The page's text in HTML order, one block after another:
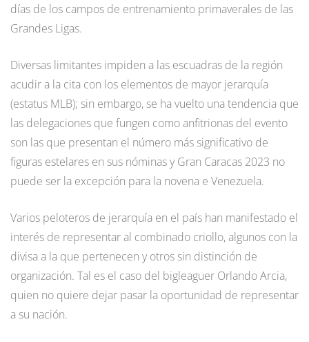
días de los campos de entrenamiento primaverales de las
Grandes Ligas.
Diversas limitantes impiden a las escuadras de la región
acudir a la cita con los elementos de mayor jerarquía
(estatus MLB); sin embargo, se ha vuelto una tendencia que
las delegaciones que fungen como anfitrionas del evento
son las que presentan el número más significativo de
figuras estelares en sus nóminas y Gran Caracas 2023 no
puede ser la excepción para la novena e Venezuela.
Varios peloteros de jerarquía en el país han manifestado el
interés de representar al combinado criollo, algunos con la
divisa a la que pertenecen y otros sin distinción de
organización. Tal es el caso del bigleaguer Orlando Arcia,
quien no quiere dejar pasar la oportunidad de representar
a su nación.